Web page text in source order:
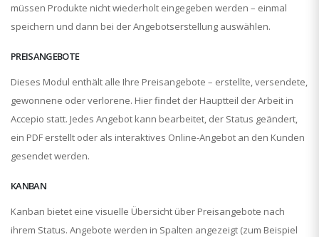
müssen Produkte nicht wiederholt eingegeben werden – einmal
speichern und dann bei der Angebotserstellung auswählen.
PREISANGEBOTE
Dieses Modul enthält alle Ihre Preisangebote – erstellte, versendete,
gewonnene oder verlorene. Hier findet der Hauptteil der Arbeit in
Accepio statt. Jedes Angebot kann bearbeitet, der Status geändert,
ein PDF erstellt oder als interaktives Online-Angebot an den Kunden
gesendet werden.
KANBAN
Kanban bietet eine visuelle Übersicht über Preisangebote nach
ihrem Status. Angebote werden in Spalten angezeigt (zum Beispiel